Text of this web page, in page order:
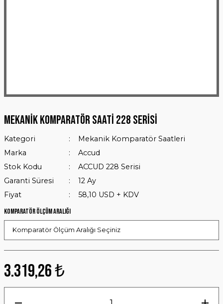
Mekanik Komparatör Saati 228 Serisi
Kategori
Mekanik Komparatör Saatleri
Marka
Accud
Stok Kodu
ACCUD 228 Serisi
Garanti Süresi
12 Ay
Fiyat
58,10 USD + KDV
Komparatör Ölçüm Aralığı
3.319,26 ₺